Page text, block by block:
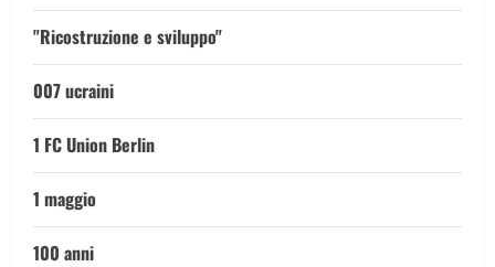
"Ricostruzione e sviluppo"
007 ucraini
1 FC Union Berlin
1 maggio
100 anni